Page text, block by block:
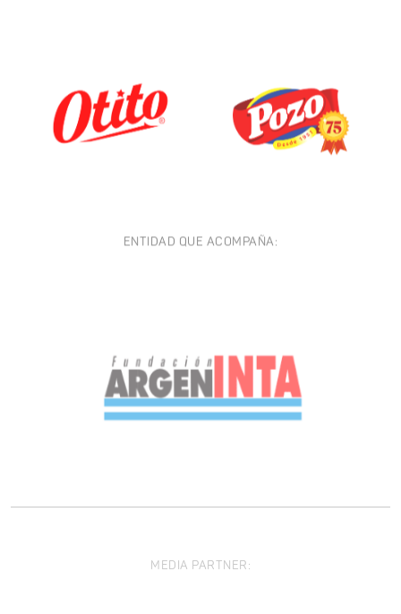
ENTIDAD QUE ACOMPAÑA: